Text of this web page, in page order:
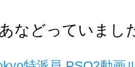
などっていまし